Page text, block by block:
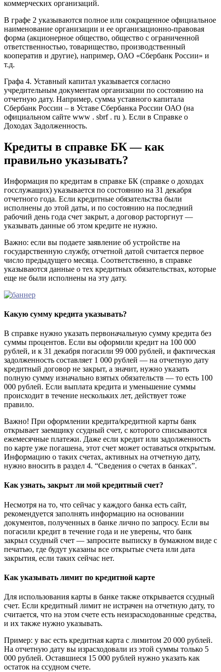
коммерческих организаций.
В графе 2 указываются полное или сокращенное официальное
наименование организации и ее организационно-правовая
форма (акционерное общество, общество с ограниченной
ответственностью, товарищество, производственный
кооператив и другие), например, ОАО «Сбербанк России» и
т.д.
Графа 4. Уставный капитал указывается согласно
учредительным документам организации по состоянию на
отчетную дату. Например, сумма уставного капитала
Сбербанк России – в Уставе Сбербанка России ОАО (на
официальном сайте www . sbrf . ru ). Если в Справке о
Доходах Задолженность.
Кредиты в справке БК — как
правильно указывать?
Информация по кредитам в справке БК (справке о доходах
госслужащих) указывается по состоянию на 31 декабря
отчетного года. Если кредитные обязательства были
исполнены до этой даты, и по состоянию на последний
рабочий день года счет закрыт, а договор расторгнут —
указывать данные об этом кредите не нужно.
Важно: если вы подаете заявление об устройстве на
государственную службу, отчетной датой считается первое
число предыдущего месяца. Соответственно, в справке
указываются данные о тех кредитных обязательствах, которые
еще не были исполнены на эту дату.
Какую сумму кредита указывать?
В справке нужно указать первоначальную сумму кредита без
суммы процентов. Если вы оформили кредит на 100 000
рублей, и к 31 декабря погасили 99 000 рублей, и фактическая
задолженность составляет 1 000 рублей — на отчетную дату
кредитный договор не закрыт, а значит, нужно указать
полную сумму изначально взятых обязательств — то есть 100
000 рублей. Если выплата кредита и уменьшение суммы
происходит в течение нескольких лет, действует тоже
правило.
Важно! При оформлении кредита/кредитной карты банк
открывает заемщику ссудный счет, с которого списываются
ежемесячные платежи. Даже если кредит или задолженность
по карте уже погашена, этот счет может оставаться открытым.
Информацию о таких счетах, активных на отчетную дату,
нужно вносить в раздел 4. “Сведения о счетах в банках”.
Как узнать, закрыт ли мой кредитный счет?
Несмотря на то, что сейчас у каждого банка есть сайт,
рекомендуется заполнять информацию на основании
документов, полученных в банке лично по запросу. Если вы
погасили кредит в течение года и не уверены, что банк
закрыл ссудный счет — запросите выписку в бумажном виде с
печатью, где будут указаны все открытые счета или дата
закрытия, если таких сейчас нет.
Как указывать лимит по кредитной карте
Для использования карты в банке также открывается ссудный
счет. Если кредитный лимит не истрачен на отчетную дату, то
считается, что на этом счете есть неизрасходованные средства,
и их также нужно указывать.
Пример: у вас есть кредитная карта с лимитом 20 000 рублей.
На отчетную дату вы израсходовали из этой суммы только 5
000 рублей. Оставшиеся 15 000 рублей нужно указать как
остаток на ссудном счете.